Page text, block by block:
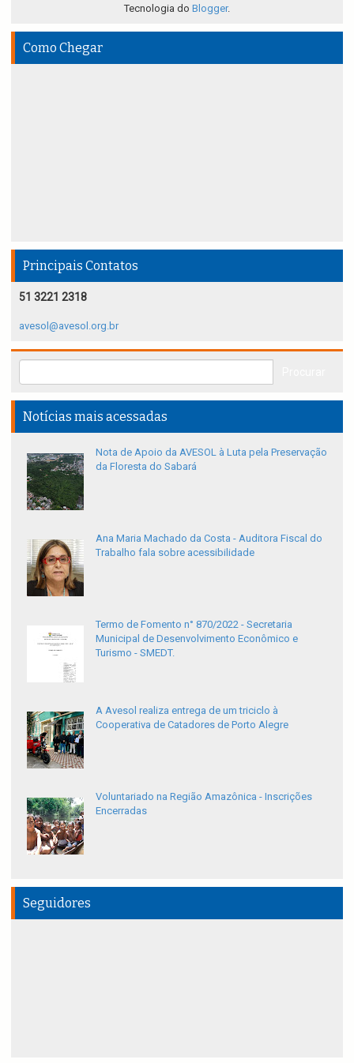
Tecnologia do Blogger.
Como Chegar
Principais Contatos
51 3221 2318
avesol@avesol.org.br
Notícias mais acessadas
Nota de Apoio da AVESOL à Luta pela Preservação
da Floresta do Sabará
Ana Maria Machado da Costa - Auditora Fiscal do
Trabalho fala sobre acessibilidade
Termo de Fomento n° 870/2022 - Secretaria
Municipal de Desenvolvimento Econômico e
Turismo - SMEDT.
A Avesol realiza entrega de um triciclo à
Cooperativa de Catadores de Porto Alegre
Voluntariado na Região Amazônica - Inscrições
Encerradas
Seguidores